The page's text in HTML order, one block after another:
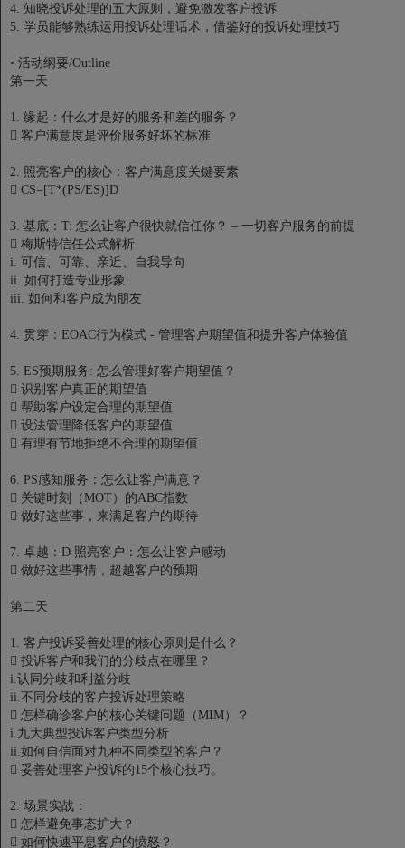
4. 知晓投诉处理的五大原则，避免激发客户投诉
5. 学员能够熟练运用投诉处理话术，借鉴好的投诉处理技巧
• 活动纲要/Outline
第一天
1. 缘起：什么才是好的服务和差的服务？
 客户满意度是评价服务好坏的标准
2. 照亮客户的核心：客户满意度关键要素
 CS=[T*(PS/ES)]D
3. 基底：T: 怎么让客户很快就信任你？ – 一切客户服务的前提
 梅斯特信任公式解析
i. 可信、可靠、亲近、自我导向
ii. 如何打造专业形象
iii. 如何和客户成为朋友
4. 贯穿：EOAC行为模式 - 管理客户期望值和提升客户体验值
5. ES预期服务: 怎么管理好客户期望值？
 识别客户真正的期望值
 帮助客户设定合理的期望值
 设法管理降低客户的期望值
 有理有节地拒绝不合理的期望值
6. PS感知服务：怎么让客户满意？
 关键时刻（MOT）的ABC指数
 做好这些事，来满足客户的期待
7. 卓越：D 照亮客户：怎么让客户感动
 做好这些事情，超越客户的预期
第二天
1. 客户投诉妥善处理的核心原则是什么？
 投诉客户和我们的分歧点在哪里？
i.认同分歧和利益分歧
ii.不同分歧的客户投诉处理策略
 怎样确诊客户的核心关键问题（MIM）？
i.九大典型投诉客户类型分析
ii.如何自信面对九种不同类型的客户？
 妥善处理客户投诉的15个核心技巧。
2. 场景实战：
 怎样避免事态扩大？
 如何快速平息客户的愤怒？